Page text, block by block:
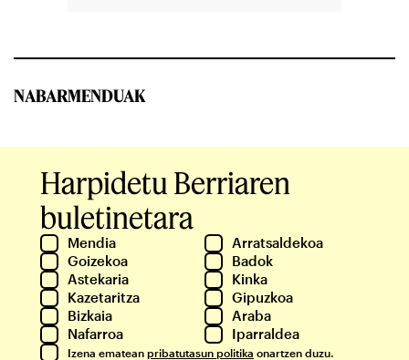
NABARMENDUAK
Harpidetu Berriaren
buletinetara
Mendia
Arratsaldekoa
Goizekoa
Badok
Astekaria
Kinka
Kazetaritza
Gipuzkoa
Bizkaia
Araba
Nafarroa
Iparraldea
Izena ematean pribatutasun politika onartzen duzu.